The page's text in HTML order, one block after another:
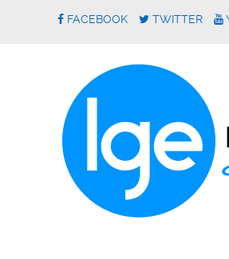
FACEBOOK TWITTER